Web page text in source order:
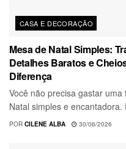
CASA E DECORAÇÃO
Mesa de Natal Simples:
Detalhes Baratos e
Diferença
Você não precisa gastar
Natal simples e
POR CILENE ALBA 30/06/2026